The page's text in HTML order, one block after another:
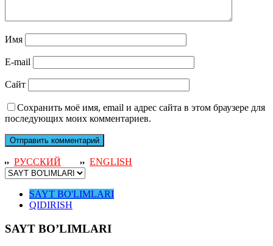
Имя
E-mail
Сайт
Сохранить моё имя, email и адрес сайта в этом браузере для
последующих моих комментариев.
РУССКИЙ ENGLISH
SAYT BO'LIMLARI
QIDIRISH
SAYT BO’LIMLARI